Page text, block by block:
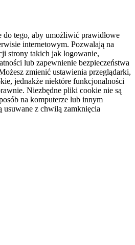
do tego, aby umożliwić prawidłowe
internetowym. Pozwalają na
strony takich jak logowanie,
lub zapewnienie bezpieczeństwa
zmienić ustawienia przeglądarki,
jednakże niektóre funkcjonalności
Niezbędne pliki cookie nie są
na komputerze lub innym
z chwilą zamknięcia